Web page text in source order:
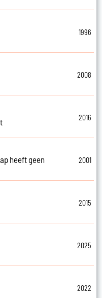
1996
2008
2016
heeft geen
2001
2015
2025
2022